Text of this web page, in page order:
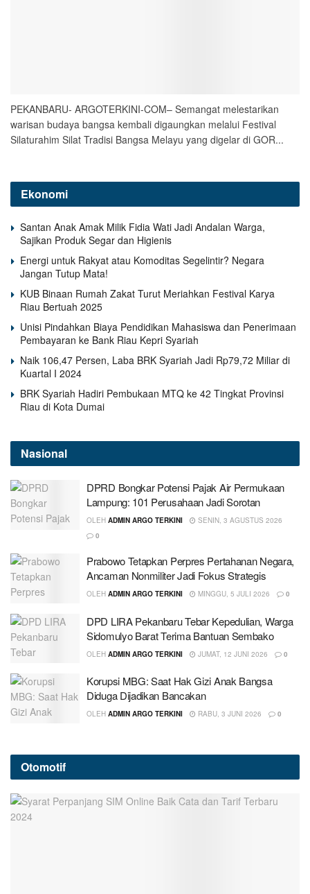
PEKANBARU- ARGOTERKINI-COM– Semangat melestarikan
warisan budaya bangsa kembali digaungkan melalui Festival
Silaturahim Silat Tradisi Bangsa Melayu yang digelar di GOR...
Ekonomi
Santan Anak Amak Milik Fidia Wati Jadi Andalan Warga,
Sajikan Produk Segar dan Higienis
Energi untuk Rakyat atau Komoditas Segelintir? Negara
Jangan Tutup Mata!
KUB Binaan Rumah Zakat Turut Meriahkan Festival Karya
Riau Bertuah 2025
Unisi Pindahkan Biaya Pendidikan Mahasiswa dan Penerimaan
Pembayaran ke Bank Riau Kepri Syariah
Naik 106,47 Persen, Laba BRK Syariah Jadi Rp79,72 Miliar di
Kuartal I 2024
BRK Syariah Hadiri Pembukaan MTQ ke 42 Tingkat Provinsi
Riau di Kota Dumai
Nasional
DPRD Bongkar Potensi Pajak Air Permukaan
Lampung: 101 Perusahaan Jadi Sorotan
OLEH ADMIN ARGO TERKINI
SENIN, 3 AGUSTUS 2026
0
Prabowo Tetapkan Perpres Pertahanan Negara,
Ancaman Nonmiliter Jadi Fokus Strategis
OLEH ADMIN ARGO TERKINI MINGGU, 5 JULI 2026 0
DPD LIRA Pekanbaru Tebar Kepedulian, Warga
Sidomulyo Barat Terima Bantuan Sembako
OLEH ADMIN ARGO TERKINI JUMAT, 12 JUNI 2026 0
Korupsi MBG: Saat Hak Gizi Anak Bangsa
Diduga Dijadikan Bancakan
OLEH ADMIN ARGO TERKINI RABU, 3 JUNI 2026 0
Otomotif